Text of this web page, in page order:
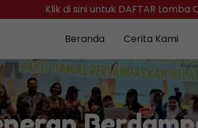
Klik di sini untuk DAFTAR Lomba
Beranda Cerita Kami